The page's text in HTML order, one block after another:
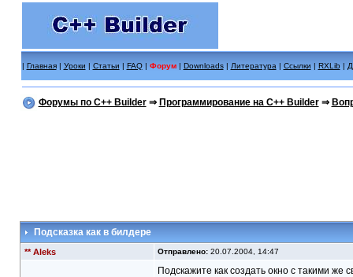
| Главная| Уроки | Статьи | FAQ| Форум | Downloads| Литература | Ссылки | RXLib |
Форумы по C++ Builder⇒ Программирование на C++ Builder⇒
Подсказка как в билдере
** Aleks Отправлено:20.07.2004, 14:47
Подскажите как создать окно с такими